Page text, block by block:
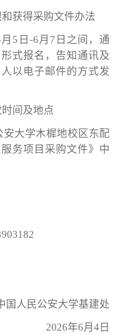
获得采购文件办法
5日-6月7日之间，通
式报名，告知通讯及
以电子邮件的方式发
间及地点
大学木樨地校区东配
务项目采购文件》中
国人民公安大学基建处
2026年6月4日